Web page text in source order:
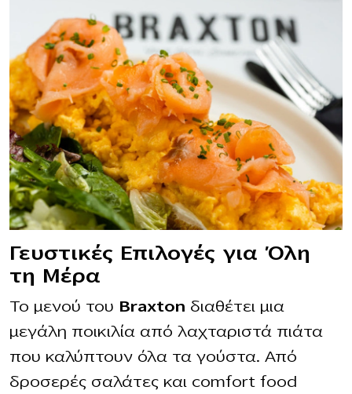
Γευστικές Επιλογές για Όλη
τη Μέρα
Το μενού του Braxton διαθέτει μια
μεγάλη ποικιλία από λαχταριστά πιάτα
που καλύπτουν όλα τα γούστα. Από
δροσερές σαλάτες και comfort food